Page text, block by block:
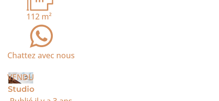
112 m²
Chattez avec nous
VENDU
Studio